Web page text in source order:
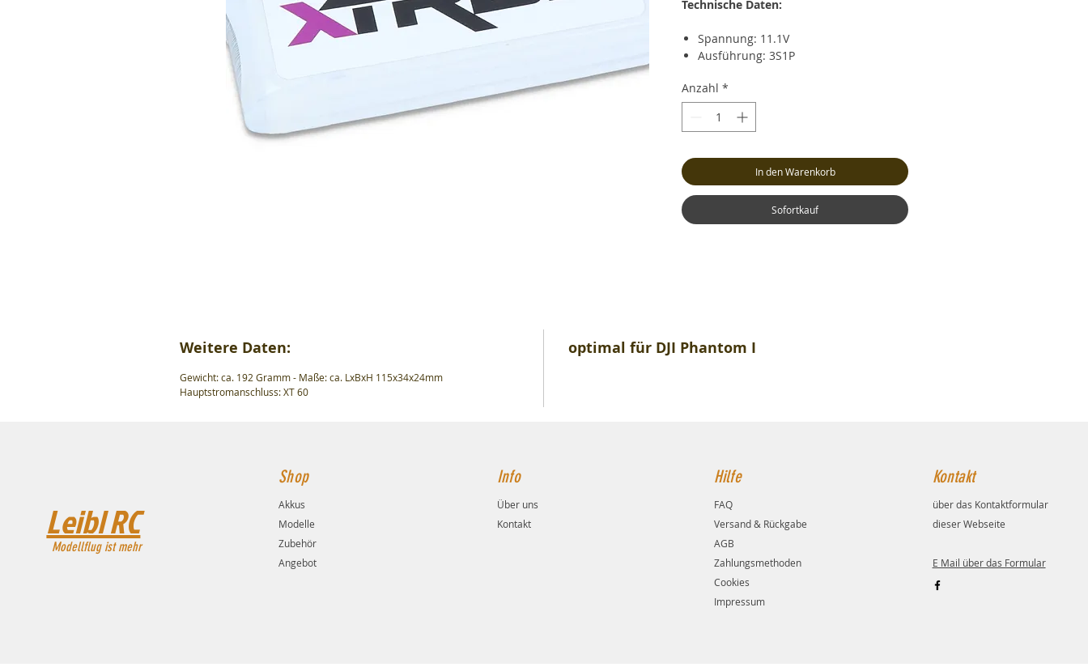
Technische Daten:
Spannung: 11.1V
Ausführung: 3S1P
Dauerentladestrom: max. 20C (54.0A)
Kurzzeitiger Entladestrom: max. 40C
(108.0A)
Gewicht: ca. 192 Gramm (inkl. Kabel
und Stecker)
Balanceranschluss: XH
Stecksystem: XT60 (Buchse)
Anzahl *
In den Warenkorb
Sofortkauf
Weitere Daten:
Gewicht: ca. 192 Gramm - Maße: ca. LxBxH 115x34x24mm
Hauptstromanschluss: XT 60
optimal für DJI Phantom I
Modellflug ist mehr
Leibl RC
Shop
Akkus
Modelle
Zubehör
Angebot
Info
Über uns
Kontakt
Hilfe
FAQ
Versand & Rückgabe
AGB
Zahlungsmethoden
Cookies
Impressum
Kontakt
über das Kontaktformular
dieser Webseite
E Mail über das Formular